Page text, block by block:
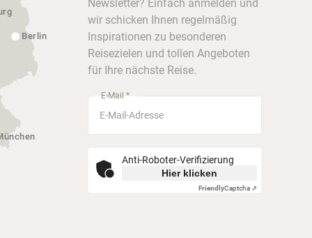
Berlin
Newsletter? Einfach anmelden und
wir schicken Ihnen regelmäßig
Inspirationen zu besonderen
Reisezielen und tollen Angeboten
für Ihre nächste Reise.
E-Mail *
Anti-Roboter-Verifizierung
Hier klicken
FriendlyCaptcha ⇗